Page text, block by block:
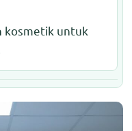
kosmetik untuk